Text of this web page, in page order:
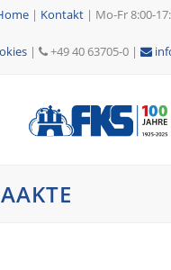
| Kontakt | Mo-Fr 8:00-
| +49 40 63705-0 |